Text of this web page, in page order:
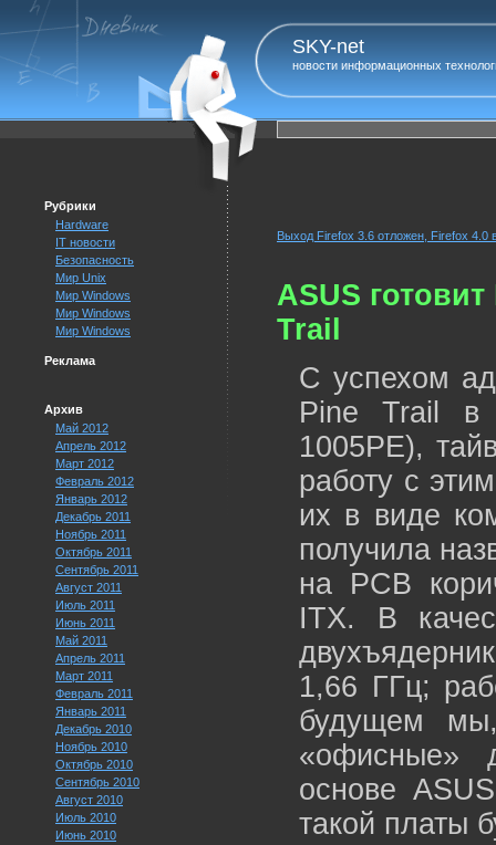
SKY-net
новости информационных
Рубрики
Hardware
IT новости
Безопасность
Мир Unix
Мир Windows
Мир Windows
Мир Windows
Реклама
Архив
Май 2012
Апрель 2012
Март 2012
Февраль 2012
Январь 2012
Декабрь 2011
Ноябрь 2011
Октябрь 2011
Сентябрь 2011
Август 2011
Июль 2011
Июнь 2011
Май 2011
Апрель 2011
Март 2011
Февраль 2011
Январь 2011
Декабрь 2010
Ноябрь 2010
Октябрь 2010
Сентябрь 2010
Август 2010
Июль 2010
Июнь 2010
Выход Firefox 3.6 отложен, Firefox 4.0
ASUS
Trail
С успехом
Pine Trail в
1005PE),
работу с
их в виде
получила
на PCB
ITX. В
1,66 ГГц;
будущем
«офисные»
основе
такой платы